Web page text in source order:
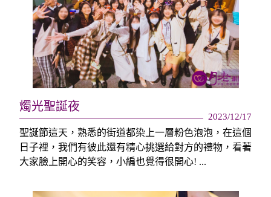
燭光聖誕夜
2023/12/17
聖誕節這天，熟悉的街道都染上一層粉色泡泡，在這個
日子裡，我們有彼此還有精心挑選給對方的禮物，看著
大家臉上開心的笑容，小編也覺得很開心! ...